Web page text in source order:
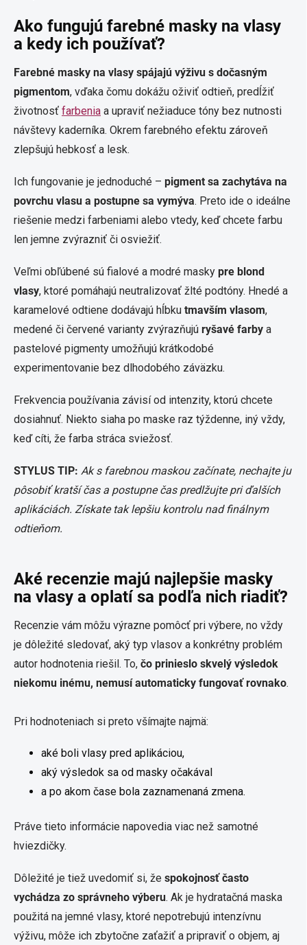
Ako fungujú farebné masky na vlasy
a kedy ich používať?
Farebné masky na vlasy spájajú výživu s dočasným
pigmentom, vďaka čomu dokážu oživiť odtieň, predĺžiť
životnosť farbenia a upraviť nežiaduce tóny bez nutnosti
návštevy kaderníka. Okrem farebného efektu zároveň
zlepšujú hebkosť a lesk.
Ich fungovanie je jednoduché – pigment sa zachytáva na
povrchu vlasu a postupne sa vymýva. Preto ide o ideálne
riešenie medzi farbeniami alebo vtedy, keď chcete farbu
len jemne zvýrazniť či osviežiť.
Veľmi obľúbené sú fialové a modré masky pre blond
vlasy, ktoré pomáhajú neutralizovať žlté podtóny. Hnedé a
karamelové odtiene dodávajú hĺbku tmavším vlasom,
medené či červené varianty zvýrazňujú ryšavé farby a
pastelové pigmenty umožňujú krátkodobé
experimentovanie bez dlhodobého záväzku.
Frekvencia používania závisí od intenzity, ktorú chcete
dosiahnuť. Niekto siaha po maske raz týždenne, iný vždy,
keď cíti, že farba stráca sviežosť.
STYLUS TIP: Ak s farebnou maskou začínate, nechajte ju
pôsobiť kratší čas a postupne čas predlžujte pri ďalších
aplikáciách. Získate tak lepšiu kontrolu nad finálnym
odtieňom.
Aké recenzie majú najlepšie masky
na vlasy a oplatí sa podľa nich riadiť?
Recenzie vám môžu výrazne pomôcť pri výbere, no vždy
je dôležité sledovať, aký typ vlasov a konkrétny problém
autor hodnotenia riešil. To, čo prinieslo skvelý výsledok
niekomu inému, nemusí automaticky fungovať rovnako.
Pri hodnoteniach si preto všímajte najmä:
aké boli vlasy pred aplikáciou,
aký výsledok sa od masky očakával
a po akom čase bola zaznamenaná zmena.
Práve tieto informácie napovedia viac než samotné
hviezdičky.
Dôležité je tiež uvedomiť si, že spokojnosť často
vychádza zo správneho výberu. Ak je hydratačná maska
použitá na jemné vlasy, ktoré nepotrebujú intenzívnu
výživu, môže ich zbytočne zaťažiť a pripraviť o objem, aj